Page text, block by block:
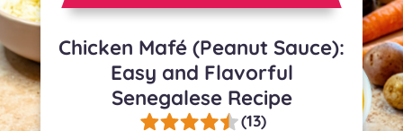
CULINARY READINGS
SUBMIT A RECIPE
SHOP
Chicken Mafé (Peanut Sauce):
Easy and Flavorful
Senegalese Recipe
(13)